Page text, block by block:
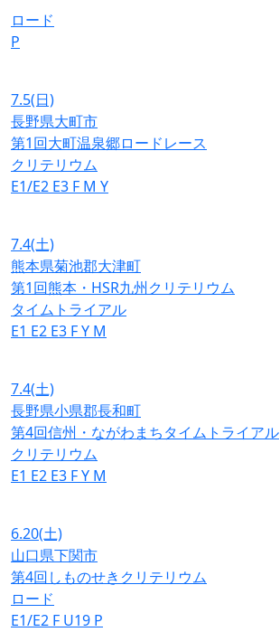
ロード
P
7.5(日)
長野県大町市
第1回大町温泉郷ロードレース
クリテリウム
E1/E2 E3 F M Y
7.4(土)
熊本県菊池郡大津町
第1回熊本・HSR九州クリテリウム
タイムトライアル
E1 E2 E3 FY M
7.4(土)
長野県小県郡長和町
第4回信州・ながわまちタイムトライアル
クリテリウム
E1 E2 E3 FY M
6.20(土)
山口県下関市
第4回しものせきクリテリウム
ロード
E1/E2 F U19 P